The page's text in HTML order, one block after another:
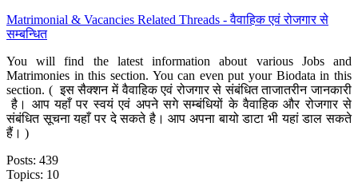
Matrimonial & Vacancies Related Threads - वैवाहिक एवं रोजगार से
सम्बन्धित
You will find the latest information about various Jobs and
Matrimonies in this section. You can even put your Biodata in this
section. ( इस सैक्शन में वैवाहिक एवं रोजगार से संबंधित ताजातरीन जानकारी
है। आप यहाँ पर स्वयं एवं अपने सगे सम्बंधियों के वैवाहिक और रोजगार से
संबंधित सूचना यहाँ पर दे सकते है। आप अपना बायो डाटा भी यहां डाल सकते
हैं। )
Posts: 439
Topics: 10